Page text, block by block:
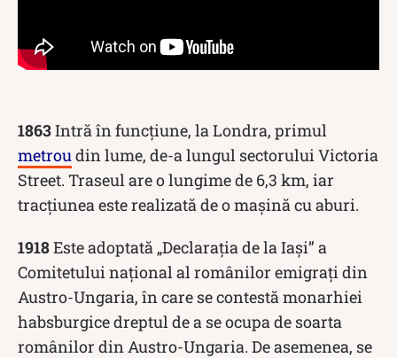
1863Intră în funcţiune, la Londra, primul
metroudin lume, de-a lungul sectorului Victoria
Street. Traseul are o lungime de 6,3 km, iar
tracţiunea este realizată de o maşină cu aburi.
1918Este adoptată „Declarația de la Iași” a
Comitetului național al românilor emigrați din
Austro-Ungaria, în care se contestă monarhiei
habsburgice dreptul de a se ocupa de soarta
românilor din Austro-Ungaria. De asemenea, se